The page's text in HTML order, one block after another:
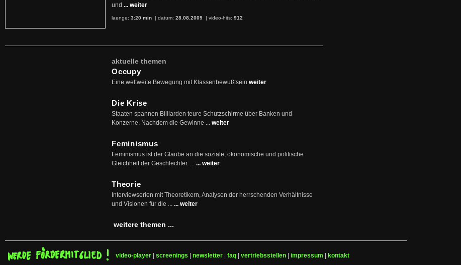
und ... weiter
laenge: 3:20 min | datum: 28.08.2009 | video-hits: 912
aktuelle themen
Occupy
Eine weltweite Bewegung mit Klassenbewußtsein weiter
Die Krise
Staaten spannen Billiarden teure Schutzschirme über Banken und
Konzerne. Nachdem die Gewinne ... weiter
Feminismus
Feminismus ist der Glaube an die soziale, ökonomische und politische
Gleichheit der Geschlechter. ... ... weiter
Theorie
Interviewserien mit Theoretikern, Analysen der herrschenden Verhältnisse
und Visionen für die ... ... weiter
weitere themen ...
video-player screenings newsletter faq vertriebsstellen impressum
kontakt